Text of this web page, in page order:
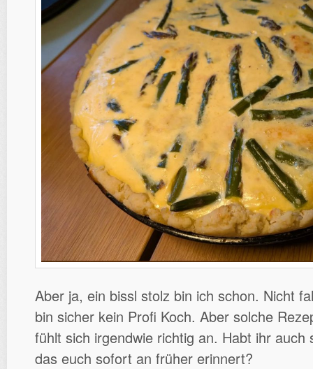
Aber ja, ein bissl stolz bin ich schon. Nicht
bin sicher kein Profi Koch. Aber solche
fühlt sich irgendwie richtig an. Habt ihr auch
das euch sofort an früher erinnert?